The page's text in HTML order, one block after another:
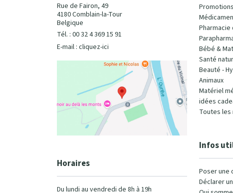
Rue de Fairon, 49
4180 Comblain-la-Tour
Belgique
Tél. : 00 32 4 369 15 91
E-mail : cliquez-ici
Horaires
Du lundi au vendredi de 8h à 19h
Promotions
Pharmacie
Bébé &
Santé
Beauté -
Animaux
Matériel
idées
Toutes les
Infos
Poser une
Déclarer